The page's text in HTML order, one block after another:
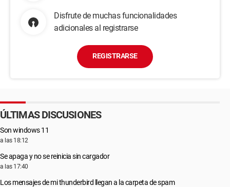
Disfrute de muchas funcionalidades
adicionales al registrarse
REGISTRARSE
ÚLTIMAS DISCUSIONES
Son windows 11
a las 18:12
Se apaga y no se reinicia sin cargador
a las 17:40
Los mensajes de mi thunderbird llegan a la carpeta de spam